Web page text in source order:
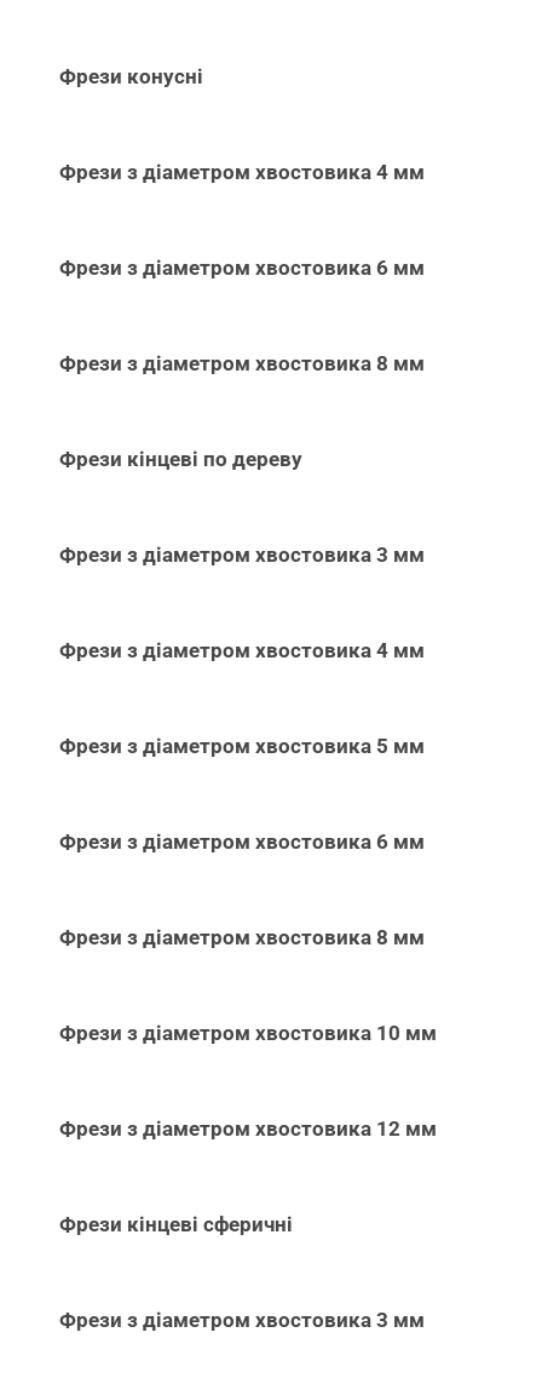
Фрези конусні
Фрези з діаметром хвостовика 4 мм
Фрези з діаметром хвостовика 6 мм
Фрези з діаметром хвостовика 8 мм
Фрези кінцеві по дереву
Фрези з діаметром хвостовика 3 мм
Фрези з діаметром хвостовика 4 мм
Фрези з діаметром хвостовика 5 мм
Фрези з діаметром хвостовика 6 мм
Фрези з діаметром хвостовика 8 мм
Фрези з діаметром хвостовика 10 мм
Фрези з діаметром хвостовика 12 мм
Фрези кінцеві сферичні
Фрези з діаметром хвостовика 3 мм